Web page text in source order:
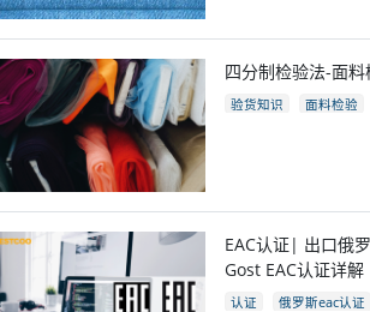
四分制检验法-面
验货知识 面料检验
EAC认证| 出口俄
Gost EAC认证详解
认证 俄罗斯eac认证